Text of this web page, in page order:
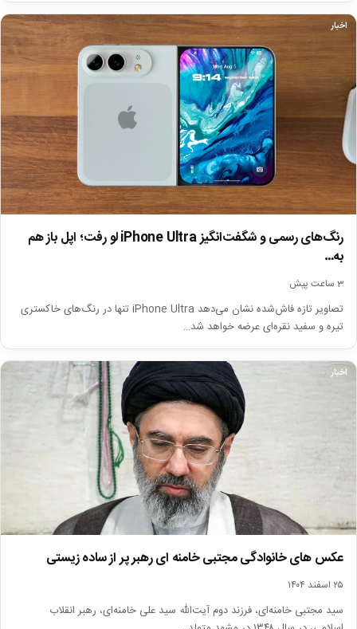
اخبار
رنگ‌های رسمی و شگفت‌انگیز iPhone Ultra لو رفت؛ اپل باز هم
به…
3 ساعت پیش
تصاویر تازه فاش‌شده نشان می‌دهد iPhone Ultra تنها در رنگ‌های خاکستری
تیره و سفید نقره‌ای عرضه خواهد شد…
اخبار
عکس های خانوادگی مجتبی خامنه ای رهبر پر از ساده زیستی
۲۵ اسفند ۱۴۰۴
سید مجتبی خامنه‌ای، فرزند دوم آیت‌الله سید علی خامنه‌ای، رهبر انقلاب